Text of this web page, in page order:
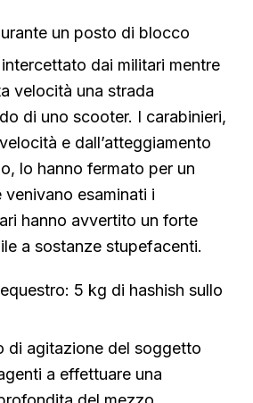
un posto di blocco
dai militari mentre
velocità una strada
di uno scooter. I carabinieri,
e dall’atteggiamento
lo hanno fermato per un
esaminati i
hanno avvertito un forte
a sostanze stupefacenti.
5 kg di hashish sullo
di agitazione del soggetto
a effettuare una